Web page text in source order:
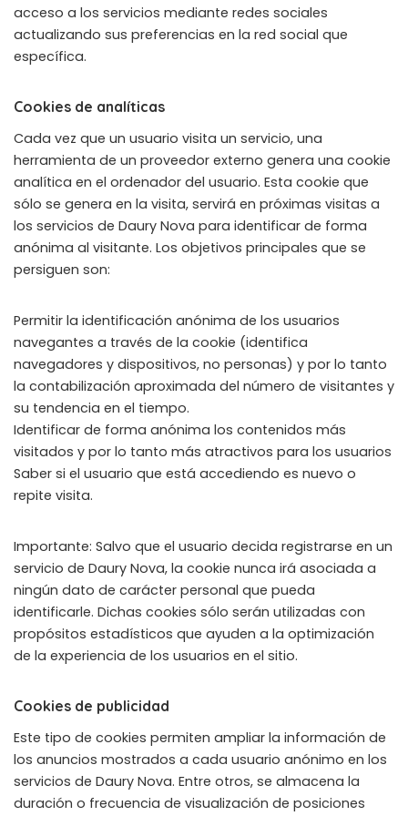
acceso a los servicios mediante redes sociales
actualizando sus preferencias en la red social que
específica.
Cookies de analíticas
Cada vez que un usuario visita un servicio, una
herramienta de un proveedor externo genera una cookie
analítica en el ordenador del usuario. Esta cookie que
sólo se genera en la visita, servirá en próximas visitas a
los servicios de Daury Nova para identificar de forma
anónima al visitante. Los objetivos principales que se
persiguen son:
Permitir la identificación anónima de los usuarios
navegantes a través de la cookie (identifica
navegadores y dispositivos, no personas) y por lo tanto
la contabilización aproximada del número de visitantes y
su tendencia en el tiempo.
Identificar de forma anónima los contenidos más
visitados y por lo tanto más atractivos para los usuarios
Saber si el usuario que está accediendo es nuevo o
repite visita.
Importante: Salvo que el usuario decida registrarse en un
servicio de Daury Nova, la cookie nunca irá asociada a
ningún dato de carácter personal que pueda
identificarle. Dichas cookies sólo serán utilizadas con
propósitos estadísticos que ayuden a la optimización
de la experiencia de los usuarios en el sitio.
Cookies de publicidad
Este tipo de cookies permiten ampliar la información de
los anuncios mostrados a cada usuario anónimo en los
servicios de Daury Nova. Entre otros, se almacena la
duración o frecuencia de visualización de posiciones